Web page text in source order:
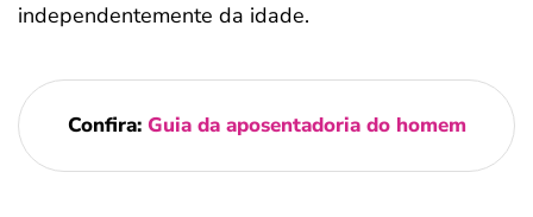
independentemente da idade.
Confira: Guia da aposentadoria do homem